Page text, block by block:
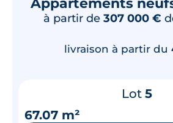
à partir de 307 000 €
livraison à partir du
Lot 5
67.07 m²